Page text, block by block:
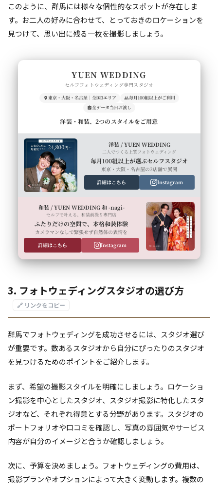
このように、群馬には様々な個性的なスポットが存在しま
す。お二人の好みに合わせて、とっておきのロケーションを
見つけて、思い出に残る一枚を撮影しましょう。
YUEN WEDDING
セルフフォトウェディング専門スタジオ
東京・大阪・名古屋｜全国3エリア
毎月100組以上がご利用
全データ当日お渡し
洋装・和装、2つのスタイルをご用意
洋装 / YUEN WEDDING
二人でつくる上質フォトウェディング
毎月100組以上が選ぶセルフスタジオ
東京・大阪・名古屋の3店舗で展開
詳細はこちら
Instagram
和装 / YUEN WEDDING 和 -nagi-
セルフで叶える、和装前撮り専門店
ふたりだけの空間で、本格和装体験
カメラマンなしで緊張せず自然体の表情を
詳細はこちら
Instagram
3. フォトウェディングスタジオの選び方
🔗 リンクをコピー
群馬でフォトウェディングを成功させるには、スタジオ選び
が重要です。数あるスタジオから自分にぴったりのスタジオ
を見つけるためのポイントをご紹介します。
まず、希望の撮影スタイルを明確にしましょう。ロケーショ
ン撮影を中心としたスタジオ、スタジオ撮影に特化したスタ
ジオなど、それぞれ得意とする分野があります。スタジオの
ポートフォリオや口コミを確認し、写真の雰囲気やサービス
内容が自分のイメージと合うか確認しましょう。
次に、予算を決めましょう。フォトウェディングの費用は、
撮影プランやオプションによって大きく変動します。複数の